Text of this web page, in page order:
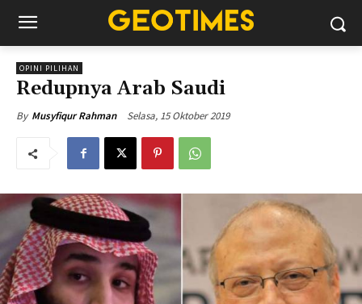
OPINI PILIHAN
Redupnya Arab Saudi
By Musyfiqur Rahman Selasa, 15 Oktober 2019